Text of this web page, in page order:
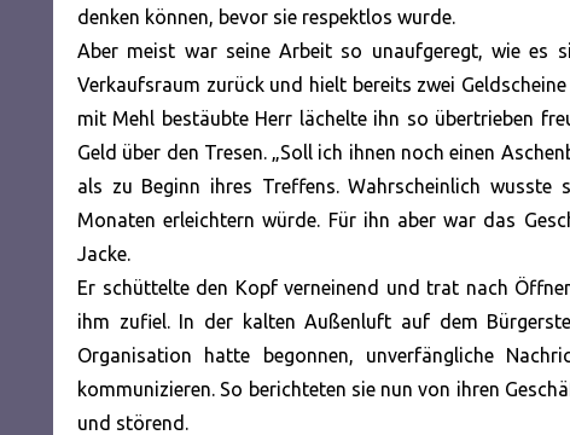
denken können, bevor sie respektlos wurde.
Aber meist war seine Arbeit so unaufgeregt, wie es
Verkaufsraum zurück und hielt bereits zwei
mit Mehl bestäubte Herr lächelte ihn so übertrieben
Geld über den Tresen. „Soll ich ihnen noch einen
als zu Beginn ihres Treffens. Wahrscheinlich wusste
Monaten erleichtern würde. Für ihn aber war das
Jacke.
Er schüttelte den Kopf verneinend und trat nach
ihm zufiel. In der kalten Außenluft auf dem
Organisation hatte begonnen, unverfängliche
kommunizieren. So berichteten sie nun von ihren
und störend.